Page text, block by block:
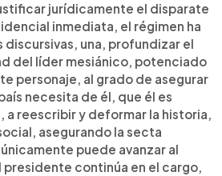
jurídicamente el disparate
inmediata, el régimen ha
discursivas, una, profundizar el
del líder mesiánico, potenciado
personaje, al grado de asegurar
necesita de él, que él es
a reescribir y deformar la historia,
asegurando la secta
puede avanzar al
presidente continúa en el cargo,